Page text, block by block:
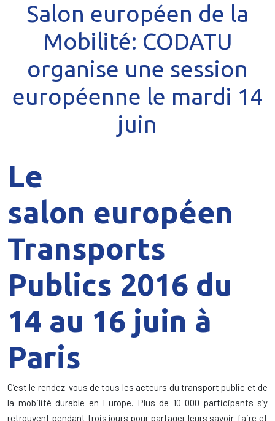
Salon européen de la
Mobilité: CODATU
organise une session
européenne le mardi 14
juin
Le
salon européen
Transports
Publics 2016 du
14 au 16 juin à
Paris
C’est le rendez-vous de tous les acteurs du transport public et de
la mobilité durable en Europe. Plus de 10 000 participants s’y
retrouvent pendant trois jours pour partager leurs savoir-faire et